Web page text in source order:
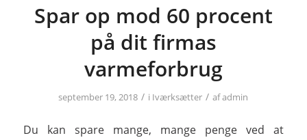
Spar op mod 60 procent
på dit firmas
varmeforbrug
september 19, 2018 / i Iværksætter / afadmin
Du kan spare mange, mange penge ved at